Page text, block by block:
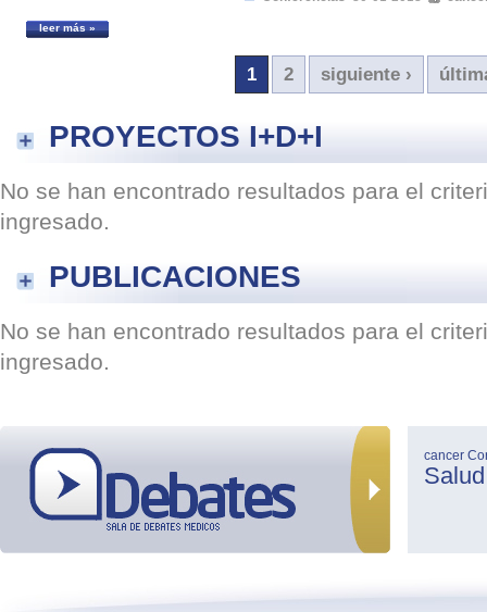
leer más »
1 2 siguiente ›
PROYECTOS I+D+I
No se han encontrado resultados para el
ingresado.
PUBLICACIONES
No se han encontrado resultados para el
ingresado.
cancer
Salud